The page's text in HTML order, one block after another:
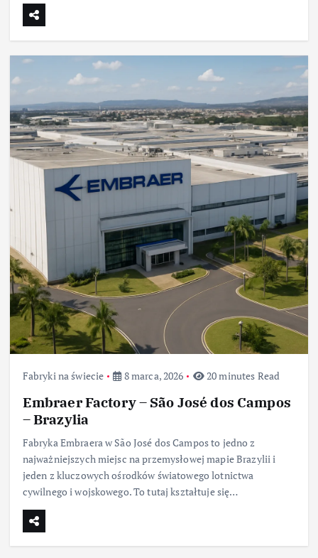
Fabryki na świecie 8 marca, 2026 20 minutes Read
Embraer Factory – São José dos Campos
– Brazylia
Fabryka Embraera w São José dos Campos to jedno z
najważniejszych miejsc na przemysłowej mapie Brazylii i
jeden z kluczowych ośrodków światowego lotnictwa
cywilnego i wojskowego. To tutaj kształtuje się…